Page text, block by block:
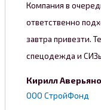
Компания в
ответственно
завтра привезти.
спецодежда и
Кирилл
ООО СтройФонд